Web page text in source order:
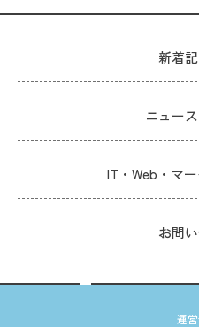
新着
ニュー
IT・Web・マ
お問
運